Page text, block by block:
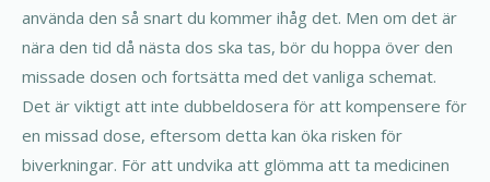
använda den så snart du kommer ihåg det. Men om det är
nära den tid då nästa dos ska tas, bör du hoppa över den
missade dosen och fortsätta med det vanliga schemat.
Det är viktigt att inte dubbeldosera för att kompensere för
en missad dose, eftersom detta kan öka risken för
biverkningar. För att undvika att glömma att ta medicinen